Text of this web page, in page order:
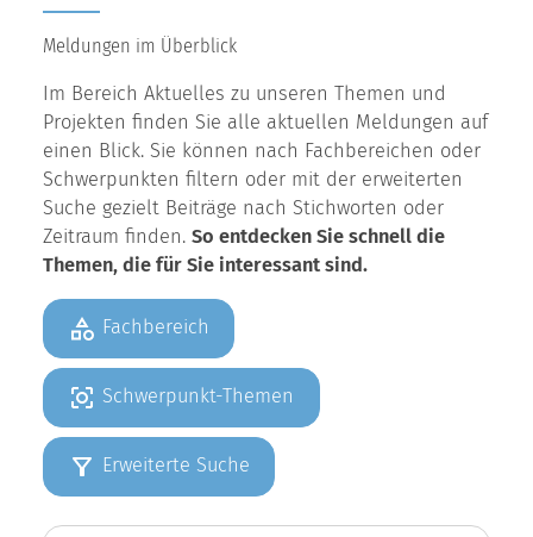
Meldungen im Überblick
Im Bereich Aktuelles zu unseren Themen und
Projekten finden Sie alle aktuellen Meldungen auf
einen Blick. Sie können nach Fachbereichen oder
Schwerpunkten filtern oder mit der erweiterten
Suche gezielt Beiträge nach Stichworten oder
Zeitraum finden. So entdecken Sie schnell die
Themen, die für Sie interessant sind.
Fachbereich
Schwerpunkt-Themen
Erweiterte Suche